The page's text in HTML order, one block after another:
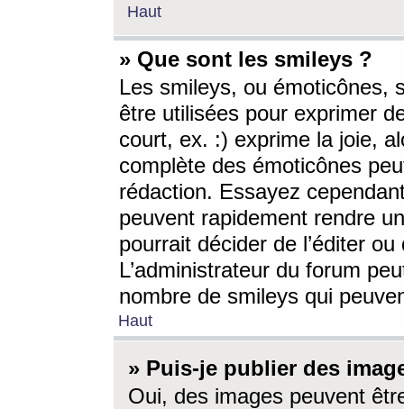
Haut
» Que sont les smileys ?
Les smileys, ou émoticônes,
être utilisées pour exprimer
court, ex. :) exprime la joie,
complète des émoticônes
rédaction. Essayez
peuvent rapidement rendre
pourrait décider de l’éditer
L’administrateur du forum
nombre de smileys qui
Haut
» Puis-je publier des
Oui, des images peuvent